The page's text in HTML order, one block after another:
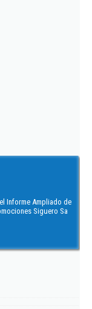
Informe Ampliado de
Siguero Sa